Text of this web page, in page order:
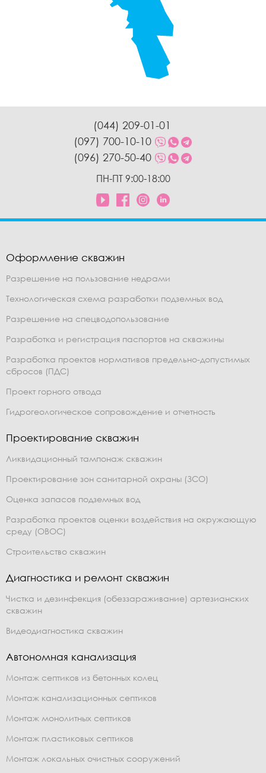
(044) 209-01-01
(097) 700-10-10
(096) 270-50-40
ПН-ПТ 9:00-18:00
Оформление скважин
Разрешение на пользование недрами
Технологическая схема разработки подземных вод
Разрешение на спецводопользование
Разработка и регистрация паспортов на скважины
Разработка проектов нормативов предельно-допустимых
сбросов (ПДС)
Проект горного отвода
Гидрогеологическое сопровождение и отчетность
Проектирование скважин
Ликвидационный тампонаж скважин
Проектирование зон санитарной охраны (ЗСО)
Оценка запасов подземных вод
Разработка проектов оценки воздействия на окружающую
среду (ОВОС)
Строительство скважин
Диагностика и ремонт скважин
Чистка и дезинфекция (обеззараживание) артезианских
скважин
Видеодиагностика скважин
Автономная канализация
Монтаж септиков из бетонных колец
Монтаж канализационных септиков
Монтаж монолитных септиков
Монтаж пластиковых септиков
Монтаж локальных очистных сооружений